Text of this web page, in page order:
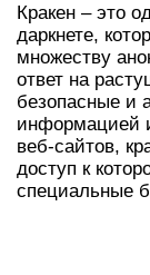
Кракен – это
даркнете,
множеству
ответ на
безопасные и
информацией
веб-сайтов,
доступ к
специальные